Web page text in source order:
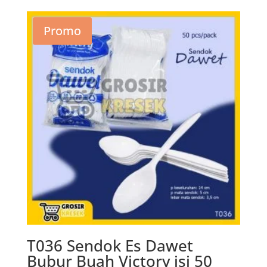
Promo
T036 Sendok Es Dawet
Bubur Buah Victory isi 50